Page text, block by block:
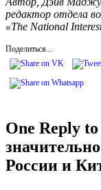
редактор отдела
«The National
Поделиться...
One Reply
России и